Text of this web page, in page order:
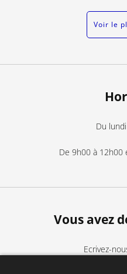
Voir le
Du
De 9h00 à 12h00
Vous avez
Ecrivez-